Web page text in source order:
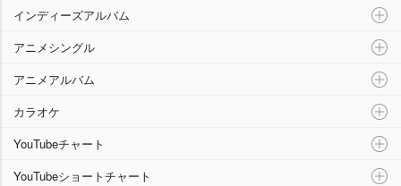
インディーズアルバム
アニメシングル
アニメアルバム
カラオケ
YouTubeチャート
YouTubeショートチャート